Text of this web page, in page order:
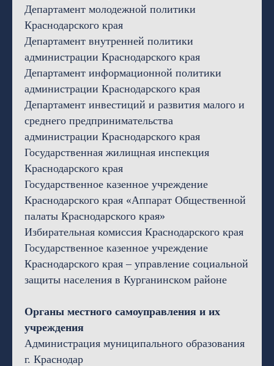
Департамент молодежной политики
Краснодарского края
Департамент внутренней политики
администрации Краснодарского края
Департамент информационной политики
администрации Краснодарского края
Департамент инвестиций и развития малого и
среднего предпринимательства
администрации Краснодарского края
Государственная жилищная инспекция
Краснодарского края
Государственное казенное учреждение
Краснодарского края «Аппарат Общественной
палаты Краснодарского края»
Избирательная комиссия Краснодарского края
Государственное казенное учреждение
Краснодарского края – управление социальной
защиты населения в Курганинском районе
Органы местного самоуправления и их
учреждения
Администрация муниципального образования
г. Краснодар